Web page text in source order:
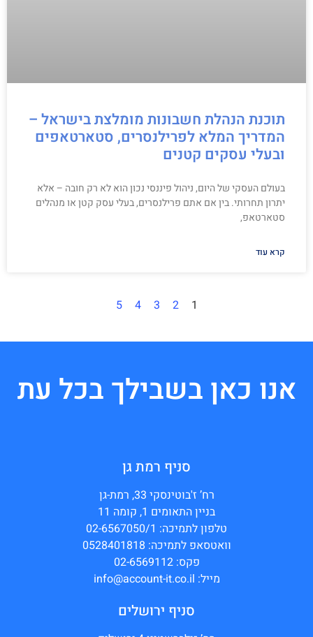
תוכנת הנהלת חשבונות מומלצת בישראל –
המדריך המלא לפרילנסרים, סטארטאפים
ובעלי עסקים קטנים
בעולם העסקי של היום, ניהול פיננסי נכון הוא לא רק חובה – אלא
יתרון תחרותי. בין אם אתם פרילנסרים, בעלי עסק קטן או מנהלים
סטארטאפ,
קרא עוד
1
2
3
4
5
אנו כאן בשבילך בכל עת
סניף רמת גן
רח’ ז'בוטינסקי 33, רמת-גן
בניין התאומים 1, קומה 11
טלפון לתמיכה: 02-6567050/1
וואטסאפ לתמיכה: 0528401818
פקס: 02-6569112
מייל: info@account-it.co.il
סניף ירושלים